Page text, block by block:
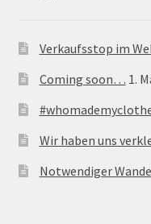
Verkaufsstop im
Coming soon… 1.
Wir haben uns
Notwendiger